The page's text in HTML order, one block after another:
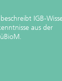
IGB-
aus der